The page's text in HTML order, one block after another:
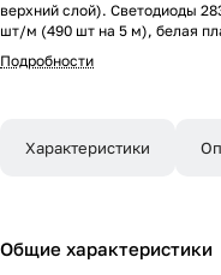
верхний слой). Светодиоды
шт/м (490 шт на 5 м), белая
ширина 8 мм, скотч 3M. Цвет
ДНЕВНОЙ 4000 K,
Мин.отрезок 71.43 мм, 7
Подробности
Характеристики
Общие характеристики